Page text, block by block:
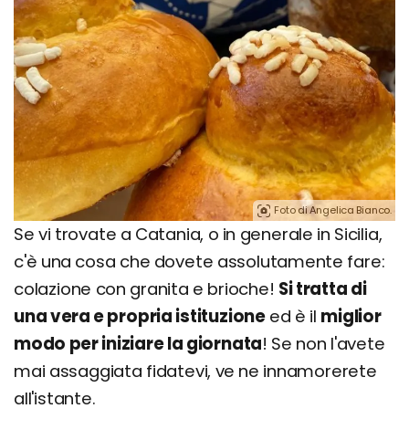
Foto di Angelica Bianco.
Se vi trovate a Catania, o in generale in Sicilia,
c'è una cosa che dovete assolutamente fare:
colazione con granita e brioche! Si tratta di
una vera e propria istituzione ed è il miglior
modo per iniziare la giornata! Se non l'avete
mai assaggiata fidatevi, ve ne innamorerete
all'istante.